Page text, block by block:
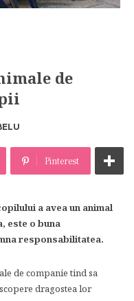
de
Pinterest
a avea un animal
este o buna
responsabilitatea.
de companie tind sa
dragostea lor